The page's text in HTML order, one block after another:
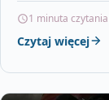
1 minuta czytania
Czytaj więcej